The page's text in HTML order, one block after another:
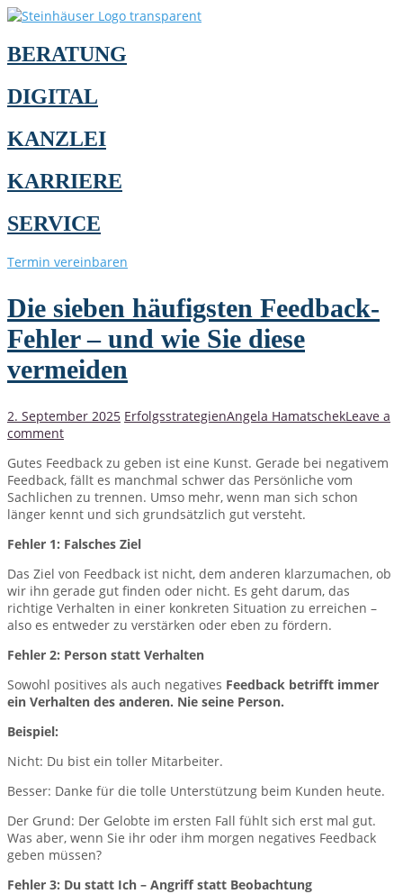
BERATUNG
DIGITAL
KANZLEI
KARRIERE
SERVICE
Termin vereinbaren
Die sieben häufigsten Feedback-
Fehler – und wie Sie diese
vermeiden
2. September 2025 ErfolgsstrategienAngela HamatschekLeave a
comment
Gutes Feedback zu geben ist eine Kunst. Gerade bei negativem
Feedback, fällt es manchmal schwer das Persönliche vom
Sachlichen zu trennen. Umso mehr, wenn man sich schon
länger kennt und sich grundsätzlich gut versteht.
Fehler 1: Falsches Ziel
Das Ziel von Feedback ist nicht, dem anderen klarzumachen, ob
wir ihn gerade gut finden oder nicht. Es geht darum, das
richtige Verhalten in einer konkreten Situation zu erreichen –
also es entweder zu verstärken oder eben zu fördern.
Fehler 2: Person statt Verhalten
Sowohl positives als auch negatives Feedback betrifft immer
ein Verhalten des anderen. Nie seine Person.
Beispiel:
Nicht: Du bist ein toller Mitarbeiter.
Besser: Danke für die tolle Unterstützung beim Kunden heute.
Der Grund: Der Gelobte im ersten Fall fühlt sich erst mal gut.
Was aber, wenn Sie ihr oder ihm morgen negatives Feedback
geben müssen?
Fehler 3: Du statt Ich – Angriff statt Beobachtung